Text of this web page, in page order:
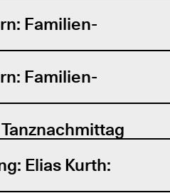
Familien-
Familien-
Elias Kurth: